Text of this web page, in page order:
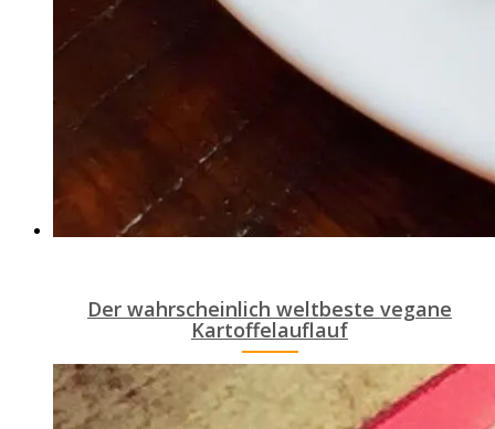
Der wahrscheinlich weltbeste vegane
Kartoffelauflauf
ANEMPTYTEXTLLINE